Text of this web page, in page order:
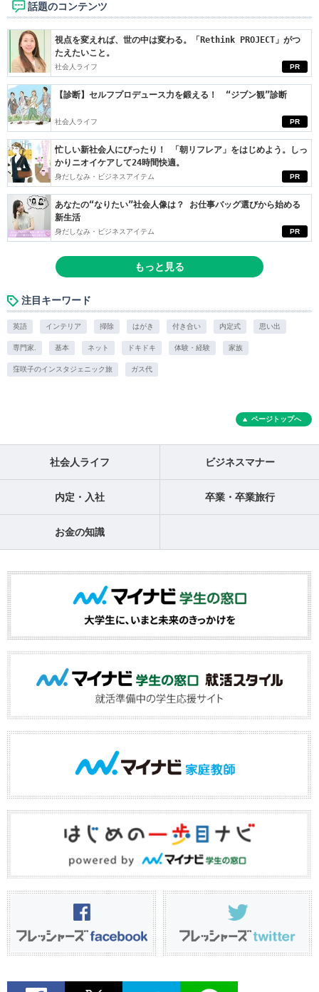
話題のコンテンツ
PR
視点を変えれば、世の中は変わる。「Rethink PROJECT」がつ
たえたいこと。
社会人ライフ
PR
【診断】セルフプロデュース力を鍛える！ “ジブン観”診断
社会人ライフ
PR
忙しい新社会人にぴったり！ 「朝リフレア」をはじめよう。しっ
かりニオイケアして24時間快適。
身だしなみ・ビジネスアイテム
PR
あなたの“なりたい”社会人像は？ お仕事バッグ選びから始める
新生活
身だしなみ・ビジネスアイテム
もっと見る
注目キーワード
英語 インテリア 掃除 はがき 付き合い 内定式 思い出
専門家. 基本 ネット ドキドキ 体験・経験 家族
窪咲子のインスタジェニック旅 ガス代
ページトップへ
社会人ライフ ビジネスマナー
内定・入社 卒業・卒業旅行
お金の知識